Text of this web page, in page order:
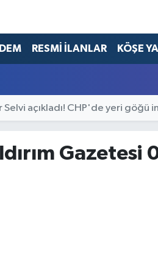
RESMİ İLANLAR KÖŞE
açıkladı! CHP'de yeri göğü